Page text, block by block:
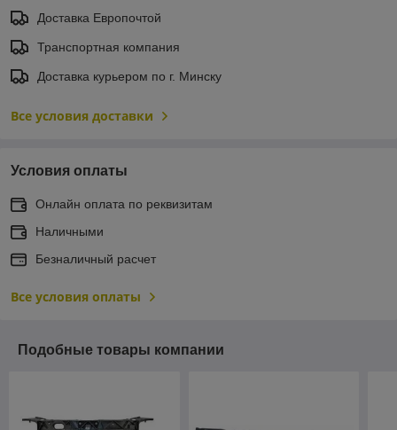
Доставка Европочтой
Транспортная компания
Доставка курьером по г. Минску
Все условия доставки
Условия оплаты
Онлайн оплата по реквизитам
Наличными
Безналичный расчет
Все условия оплаты
Подобные товары компании